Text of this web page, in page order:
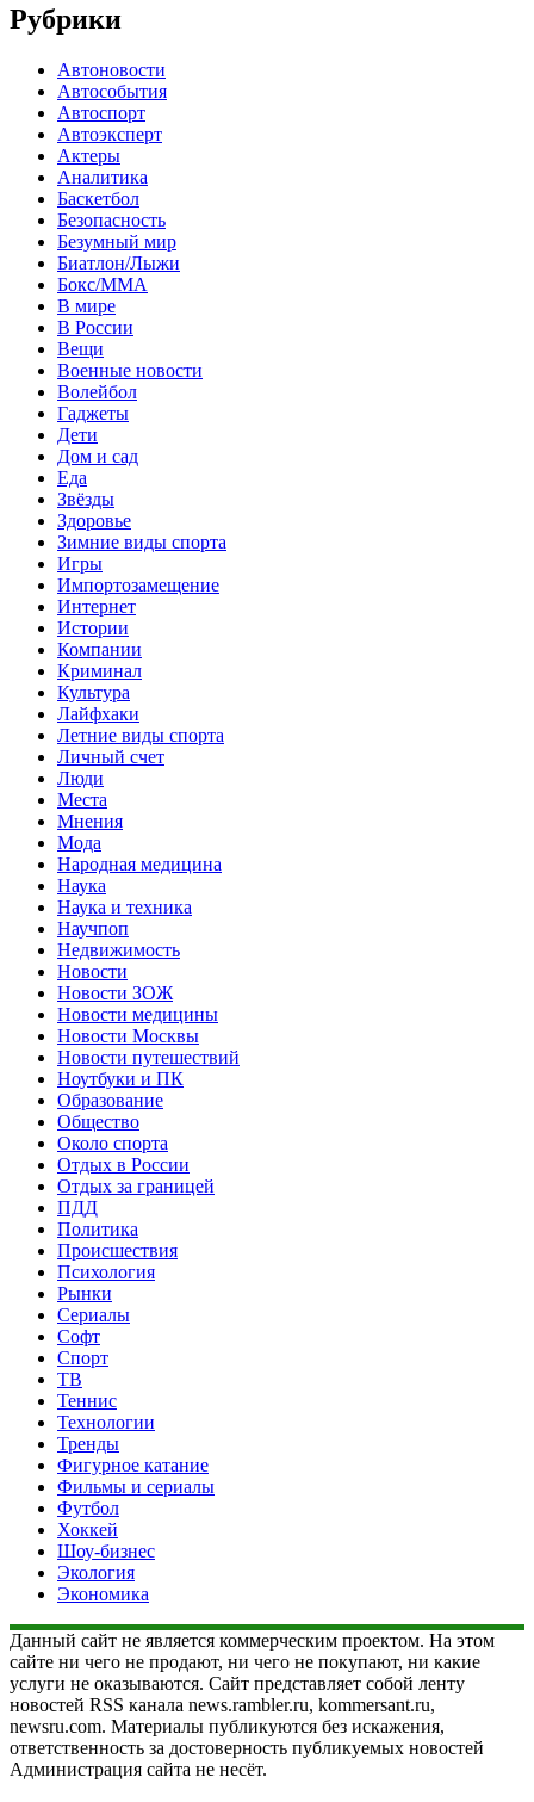
Рубрики
Автоновости
Автособытия
Автоспорт
Автоэксперт
Актеры
Аналитика
Баскетбол
Безопасность
Безумный мир
Биатлон/Лыжи
Бокс/MMA
В мире
В России
Вещи
Военные новости
Волейбол
Гаджеты
Дети
Дом и сад
Еда
Звёзды
Здоровье
Зимние виды спорта
Игры
Импортозамещение
Интернет
Истории
Компании
Криминал
Культура
Лайфхаки
Летние виды спорта
Личный счет
Люди
Места
Мнения
Мода
Народная медицина
Наука
Наука и техника
Научпоп
Недвижимость
Новости
Новости ЗОЖ
Новости медицины
Новости Москвы
Новости путешествий
Ноутбуки и ПК
Образование
Общество
Около спорта
Отдых в России
Отдых за границей
ПДД
Политика
Происшествия
Психология
Рынки
Сериалы
Софт
Спорт
ТВ
Теннис
Технологии
Тренды
Фигурное катание
Фильмы и сериалы
Футбол
Хоккей
Шоу-бизнес
Экология
Экономика
Данный сайт не является коммерческим проектом. На этом
сайте ни чего не продают, ни чего не покупают, ни какие
услуги не оказываются. Сайт представляет собой ленту
новостей RSS канала news.rambler.ru, kommersant.ru,
newsru.com. Материалы публикуются без искажения,
ответственность за достоверность публикуемых новостей
Администрация сайта не несёт.